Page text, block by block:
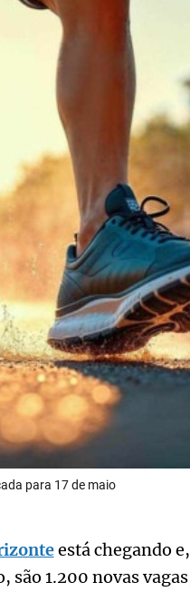
para 17 de maio
está chegando
1.200 novas